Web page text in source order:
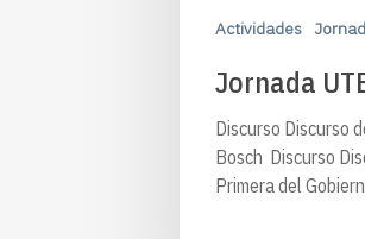
Actividades
Jornada
Discurso Discurso
Bosch Discurso
Primera del